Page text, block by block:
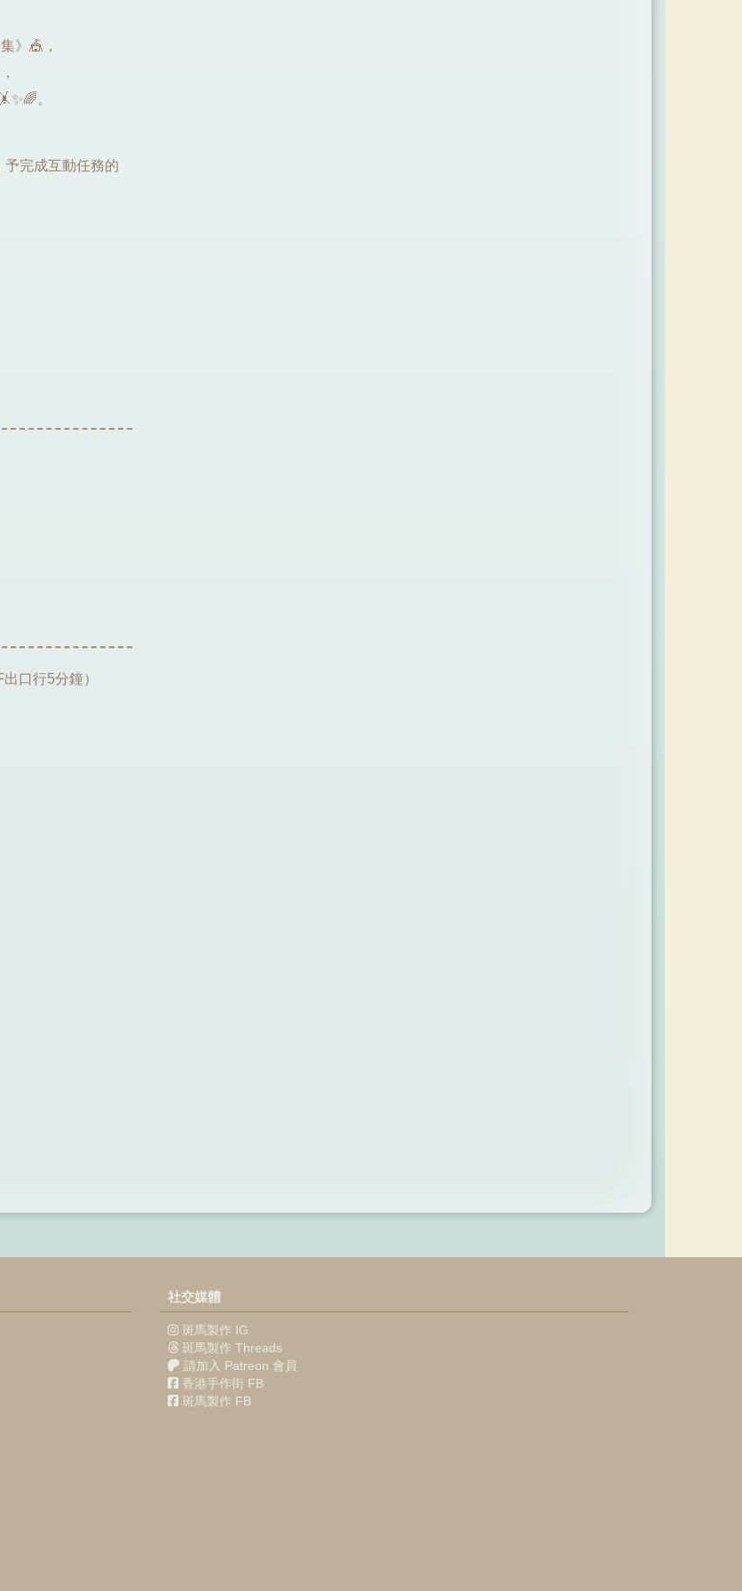
》🎪，
。
完成互動任務的
口行5分鐘）
社交媒體
斑馬製作 IG
斑馬製作 Threads
請加入 Patreon 會員
香港手作街 FB
斑馬製作 FB